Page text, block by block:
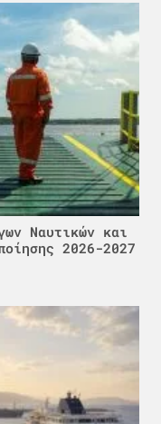
Ναυτικών και
2026-2027